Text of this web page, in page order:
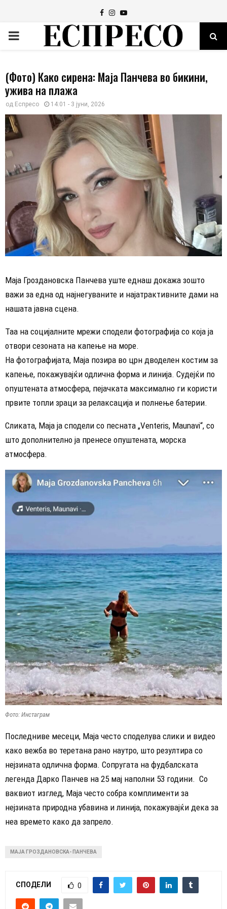
Facebook
Instagram
Youtube
PRIMARY
(Фото) Како сирена: Маја Панчева во бикини,
ужива на плажа
од Еспресо 14:01 - 3 јуни, 2026
Маја Гроздановска Панчева уште еднаш докажа зошто
важи за една од најнегуваните и најатрактивните дами на
нашата јавна сцена.
Таа на социјалните мрежи сподели фотографија со која ја
отвори сезоната на капење на море.
​На фотографијата, Маја позира во црн дводелен костим за
капење, покажувајќи одлична форма и линија. Судејќи по
опуштената атмосфера, пејачката максимално ги користи
првите топли зраци за релаксација и полнење батерии.
Сликата, Маја ја сподели со ​песната „Venteris, Maunavi“, со
што дополнително ја пренесе опуштената, морска
атмосфера.
Фото: Инстаграм
Последниве месеци, Маја често споделува слики и видео
како вежба во теретана рано наутро, што резултира со
нејзината одлична форма. Сопругата на фудбалската
легенда Дарко Панчев на 25 мај наполни 53 години. Со
ваквиот изглед, Маја често собра комплименти за
нејзината природна убавина и линија, покажувајќи дека за
неа времето како да запрело.
МАЈА ГРОЗДАНОВСКА- ПАНЧЕВА
СПОДЕЛИ 0